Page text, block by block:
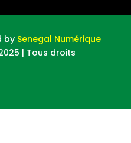
by Senegal Numérique
| Tous droits